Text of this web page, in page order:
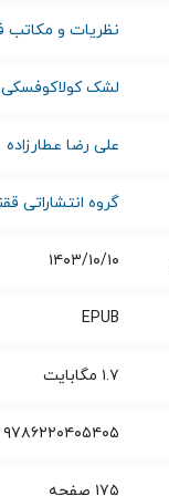
نظریات و مکاتب
لشک کولاکوفسکی
علی رضا عطارزاده
گروه انتشاراتی
۱۴۰۳/۱۰/۱۰
EPUB
۱.۷ مگابایت
۹۷۸۶۲۲۰۴۰۵۴۰۵
۱۷۵ صفحه